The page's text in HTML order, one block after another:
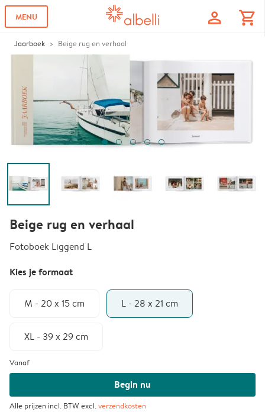
MENU profile shopping_cart
Jaarboek Beige rug en verhaal
Beige rug en verhaal
Fotoboek Liggend L
Kies je formaat
M - 20 x 15 cm L - 28 x 21 cm
XL - 39 x 29 cm
Vanaf
Begin nu
Alle prijzen incl. BTW excl.verzendkosten